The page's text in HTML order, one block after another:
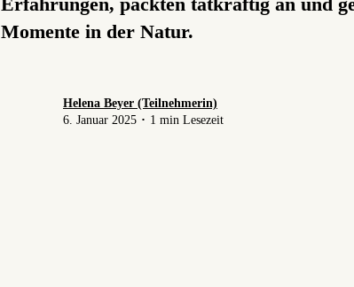
Momente in der Natur.
Helena Beyer (Teilnehmerin)
6. Januar 2025 ･ 1 min Lesezeit